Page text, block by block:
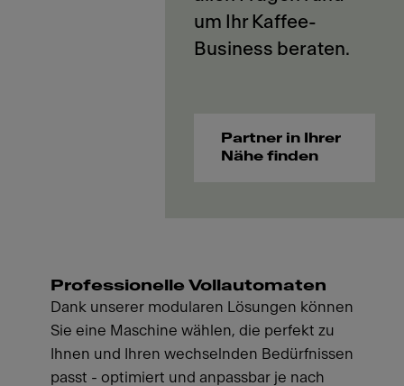
um Ihr Kaffee-
Partner in Ihrer
Nähe finden
Professionelle Vollautomaten
Dank unserer modularen Lösungen können
Sie eine Maschine wählen, die perfekt zu
Ihnen und Ihren wechselnden Bedürfnissen
passt - optimiert und anpassbar je nach